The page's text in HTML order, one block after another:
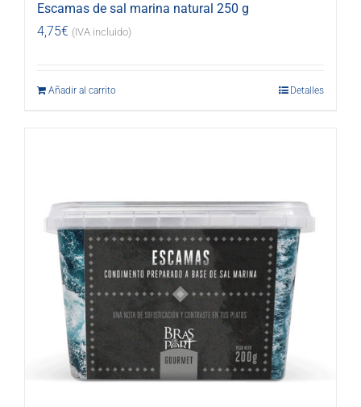
Escamas de sal marina natural 250 g
4,75€ (IVA incluido)
Añadir al carrito Detalles